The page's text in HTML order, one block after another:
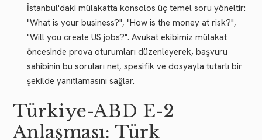
İstanbul'daki mülakatta konsolos üç temel soru yöneltir:
"What is your business?", "How is the money at risk?",
"Will you create US jobs?". Avukat ekibimiz mülakat
öncesinde prova oturumları düzenleyerek, başvuru
sahibinin bu soruları net, spesifik ve dosyayla tutarlı bir
şekilde yanıtlamasını sağlar.
Türkiye-ABD E-2
Anlaşması: Türk